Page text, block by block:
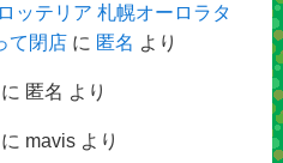
ッテリア 札幌オーロラタ
て閉店に 匿名 より
に 匿名 より
に mavisより